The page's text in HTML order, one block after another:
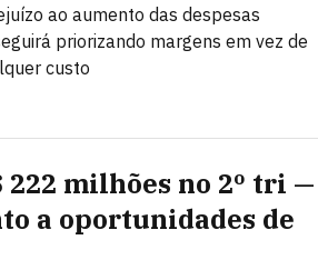
ao aumento das despesas
priorizando margens em vez de
custo
milhões no 2º tri —
a oportunidades de